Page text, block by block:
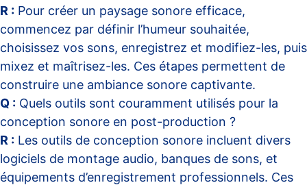
R : Pour créer un paysage sonore efficace,
commencez par définir l’humeur souhaitée,
choisissez vos sons, enregistrez et modifiez-les, puis
mixez et maîtrisez-les. Ces étapes permettent de
construire une ambiance sonore captivante.
Q : Quels outils sont couramment utilisés pour la
conception sonore en post-production ?
R : Les outils de conception sonore incluent divers
logiciels de montage audio, banques de sons, et
équipements d’enregistrement professionnels. Ces